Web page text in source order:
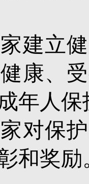
建立健
康、
年人
对保护
和奖励